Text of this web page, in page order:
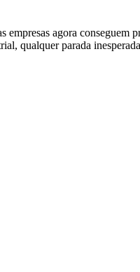
agora conseguem
qualquer parada